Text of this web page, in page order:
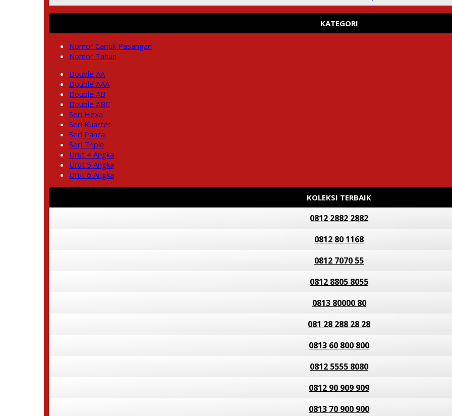
KATEGORI
Nomor Cantik Pasangan
Nomor Tahun
Double AA
Double AAA
Double AB
Double ABC
Seri Hexa
Seri Kuartet
Seri Panca
Seri Triple
Urut 4 Angka
Urut 5 Angka
Urut 6 Angka
KOLEKSI TERBAIK
0812 2882 2882
0812 80 1168
0812 7070 55
0812 8805 8055
0813 80000 80
081 28 288 28 28
0813 60 800 800
0812 5555 8080
0812 90 909 909
0813 70 900 900